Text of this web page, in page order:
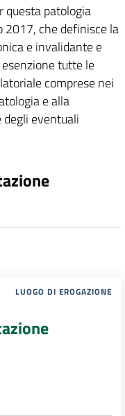
questa patologia
2017, che definisce la
e invalidante e
tutte le
comprese nei
e alla
degli eventuali
LUOGO DI EROGAZIONE